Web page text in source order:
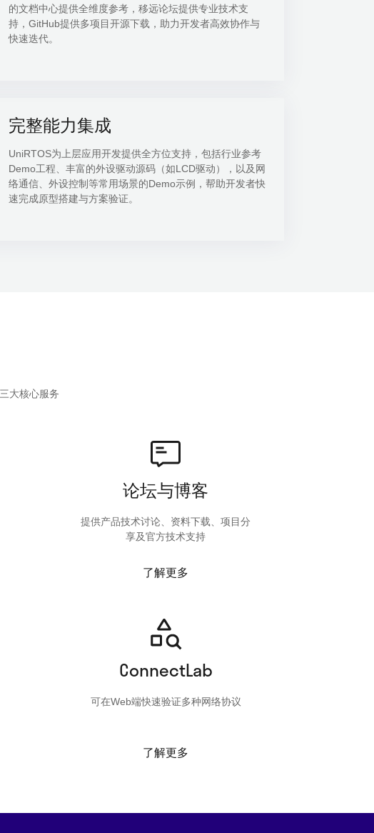
的文档中心提供全维度参考，移远论坛提供专业技术支
持，GitHub提供多项目开源下载，助力开发者高效协作与
快速迭代。
完整能力集成
UniRTOS为上层应用开发提供全方位支持，包括行业参考
Demo工程、丰富的外设驱动源码（如LCD驱动），以及网
络通信、外设控制等常用场景的Demo示例，帮助开发者快
速完成原型搭建与方案验证。
三大核心服务
论坛与博客
提供产品技术讨论、资料下载、项目分
享及官方技术支持
了解更多
ConnectLab
可在Web端快速验证多种网络协议
了解更多